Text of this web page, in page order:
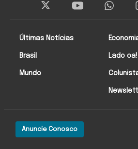
Anuncie Conosco
Últimas Notícias
Brasil
Mundo
Lado oa!